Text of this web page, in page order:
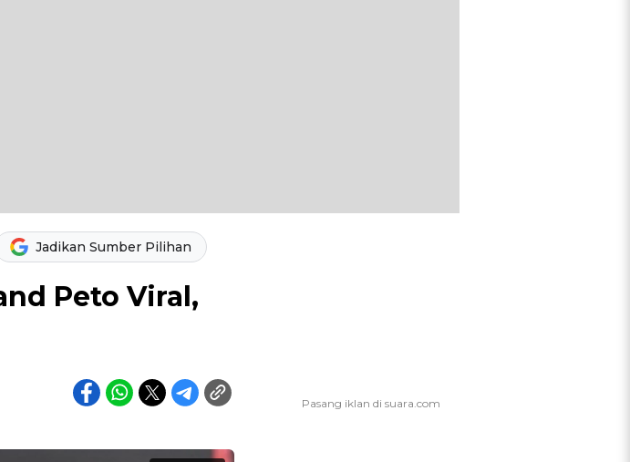
Jadikan Sumber Pilihan
Peto Viral,